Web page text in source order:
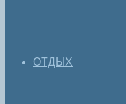
ОТДЫХ